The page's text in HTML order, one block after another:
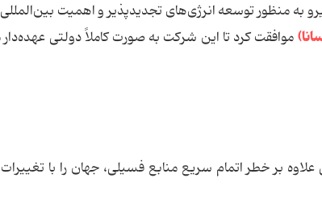
به پیشنهاد وزارت نیرو به منظور توسعه انرژی‌های تجدیدپذیر و اهمیت
موافقت کرد تا این شرکت به صورت کاملاً دولتی
بر خطر اتمام سریع منابع فسیلی، جهان را با